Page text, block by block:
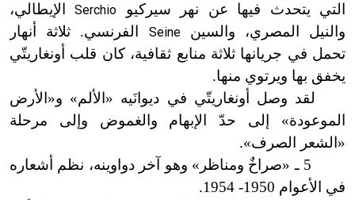
التي يتحدث فيها عن نهر سيركيو Serchioالإيطالي،
والنيل المصري، والسينSeine الفرنسي. ثلاثة أنهار
تحمل في جريانها ثلاثة منابع ثقافية، كان قلب أونغاريتّي
يخفق بها ويرتوي منها.
لقد وصل أونغاريتّي في ديوانَيه «الألم» و« الأرض
الموعودة» إلى حدّ الإبهام والغموض وإلى مرحلة
«الشعر الصرف»
.
5 ـ «صراخٌ ومناظر» وهو آخر دواوينه، نظم أشعاره
في الأعوام 1950
-